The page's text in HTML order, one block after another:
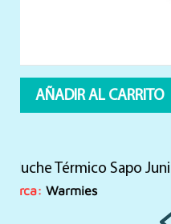
AÑADIR AL
Peluche Térmico ERIZO
Marca:Warmies